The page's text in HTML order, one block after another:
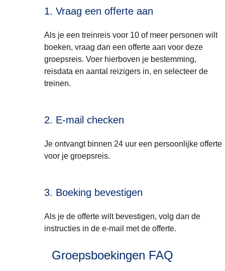
1. Vraag een offerte aan
Als je een treinreis voor 10 of meer personen wilt
boeken, vraag dan een offerte aan voor deze
groepsreis. Voer hierboven je bestemming,
reisdata en aantal reizigers in, en selecteer de
treinen.
2. E-mail checken
Je ontvangt binnen 24 uur een persoonlijke offerte
voor je groepsreis.
3. Boeking bevestigen
Als je de offerte wilt bevestigen, volg dan de
instructies in de e-mail met de offerte.
Groepsboekingen FAQ